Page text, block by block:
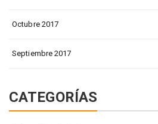
Octubre 2017
Septiembre 2017
CATEGORÍAS